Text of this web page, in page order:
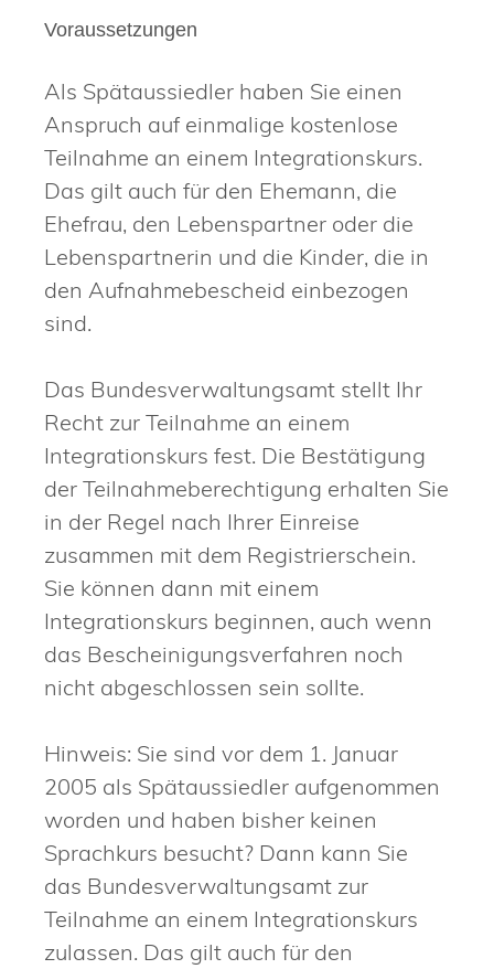
Voraussetzungen
Als Spätaussiedler haben Sie einen
Anspruch auf einmalige kostenlose
Teilnahme an einem Integrationskurs.
Das gilt auch für den Ehemann, die
Ehefrau, den Lebenspartner oder die
Lebenspartnerin und die Kinder, die in
den Aufnahmebescheid einbezogen
sind.
Das Bundesverwaltungsamt stellt Ihr
Recht zur Teilnahme an einem
Integrationskurs fest. Die Bestätigung
der Teilnahmeberechtigung erhalten Sie
in der Regel nach Ihrer Einreise
zusammen mit dem Registrierschein.
Sie können dann mit einem
Integrationskurs beginnen, auch wenn
das Bescheinigungsverfahren noch
nicht abgeschlossen sein sollte.
Hinweis: Sie sind vor dem 1. Januar
2005 als Spätaussiedler aufgenommen
worden und haben bisher keinen
Sprachkurs besucht? Dann kann Sie
das Bundesverwaltungsamt zur
Teilnahme an einem Integrationskurs
zulassen. Das gilt auch für den